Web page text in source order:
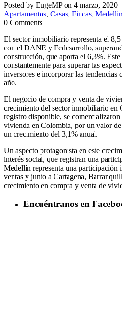
Posted by EugeMP on 4 marzo, 2020
Apartamentos, Casas, Fincas, Medellin
0 Comments
El sector inmobiliario representa el
con el DANE y Fedesarrollo,
construcción, que aporta el 6,3%. Este
constantemente para superar las
inversores e incorporar las tendencias
año.
El negocio de compra y venta de
crecimiento del sector inmobiliario
registro disponible, se
vivienda en Colombia, por un valor
un crecimiento del 3,1% anual.
Un aspecto protagonista en este
interés social, que registran una
Medellín representa una participación
ventas y junto a Cartagena,
crecimiento en compra y venta de
Encuéntranos en